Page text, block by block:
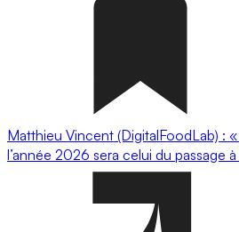
Matthieu Vincent (DigitalFoodLab) :
l’année 2026 sera celui du passage à